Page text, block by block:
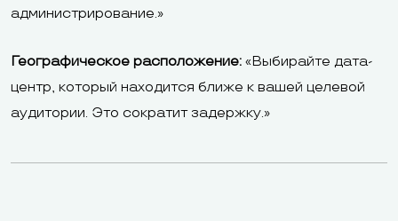
администрирование.»
Географическое расположение: «Выбирайте дата-
центр, который находится ближе к вашей целевой
аудитории. Это сократит задержку.»